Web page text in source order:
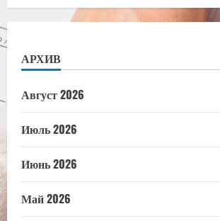
АРХИВ
Август 2026
Июль 2026
Июнь 2026
Май 2026